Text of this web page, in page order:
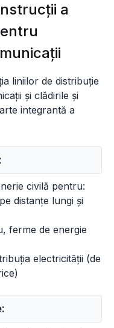
a
liniilor de distribuție
și clădirile și
integrantă a
civilă pentru:
distanțe lungi și
ferme de energie
electricității (de